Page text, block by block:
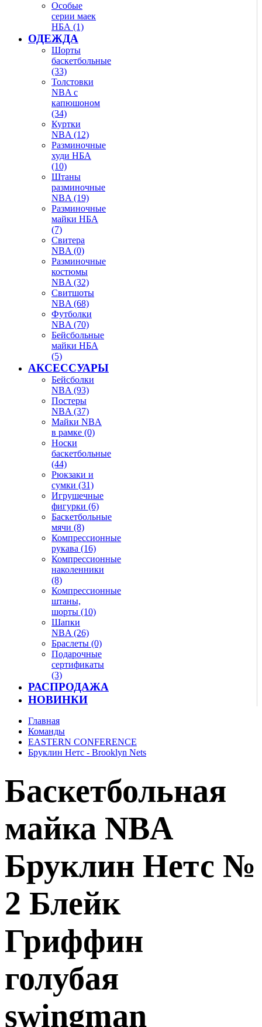
Особые
серии маек
НБА (1)
ОДЕЖДА
Шорты
баскетбольные
(33)
Толстовки
NBA с
капюшоном
(34)
Куртки
NBA (12)
Разминочные
худи НБА
(10)
Штаны
разминочные
NBA (19)
Разминочные
майки НБА
(7)
Свитера
NBA (0)
Разминочные
костюмы
NBA (32)
Свитшоты
NBA (68)
Футболки
NBA (70)
Бейсбольные
майки НБА
(5)
АКСЕССУАРЫ
Бейсболки
NBA (93)
Постеры
NBA (37)
Майки NBA
в рамке (0)
Носки
баскетбольные
(44)
Рюкзаки и
сумки (31)
Игрушечные
фигурки (6)
Баскетбольные
мячи (8)
Компрессионные
рукава (16)
Компрессионные
наколенники
(8)
Компрессионные
штаны,
шорты (10)
Шапки
NBA (26)
Браслеты (0)
Подарочные
сертификаты
(3)
РАСПРОДАЖА
НОВИНКИ
Главная
Команды
EASTERN CONFERENCE
Бруклин Нетс - Brooklyn Nets
Баскетбольная
майка NBA
Бруклин Нетс №
2 Блейк
Гриффин
голубая
swingman